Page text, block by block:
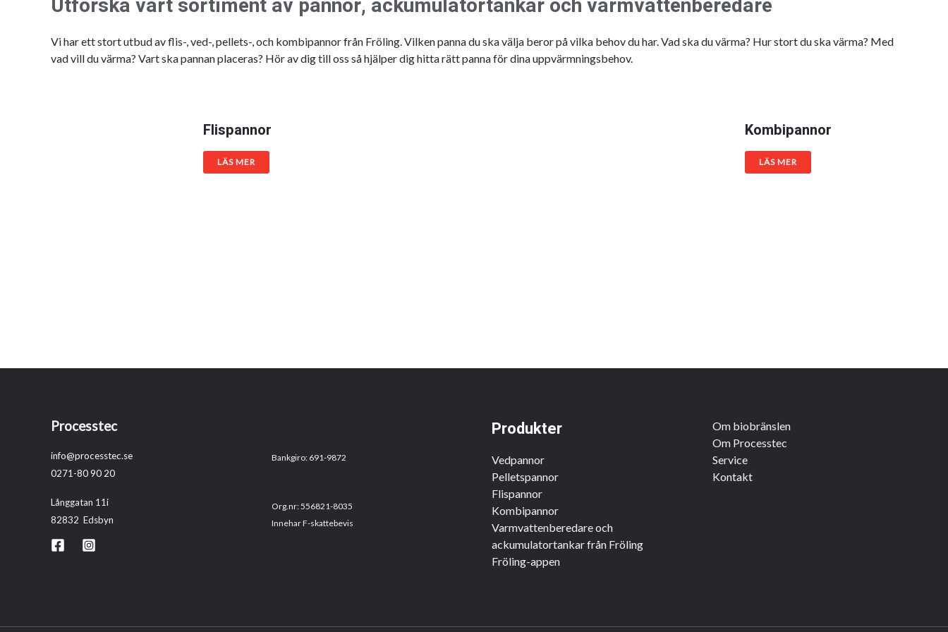
Utforska vårt sortiment av pannor, ackumulatortankar och varmvattenberedare
Vi har ett stort utbud av flis-, ved-, pellets-, och kombipannor från Fröling. Vilken panna du ska välja beror på vilka behov du har. Vad ska du värma? Hur stort du ska värma? Med
vad vill du värma? Vart ska pannan placeras? Hör av dig till oss så hjälper dig hitta rätt panna för dina uppvärmningsbehov.
Flispannor
LÄS MER
Kombipannor
LÄS MER
Processtec
info@processtec.se
0271-80 90 20
Långgatan 11i
82832 Edsbyn
Bankgiro: 691-9872
Org.nr: 556821-8035
Innehar F-skattebevis
Produkter
Vedpannor
Pelletspannor
Flispannor
Kombipannor
Varmvattenberedare och
ackumulatortankar från Fröling
Fröling-appen
Om biobränslen
Om Processtec
Service
Kontakt